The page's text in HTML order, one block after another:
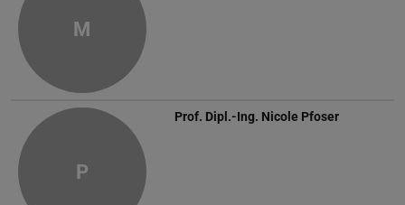
M
P
Prof. Dipl.-Ing. Nicole Pfoser